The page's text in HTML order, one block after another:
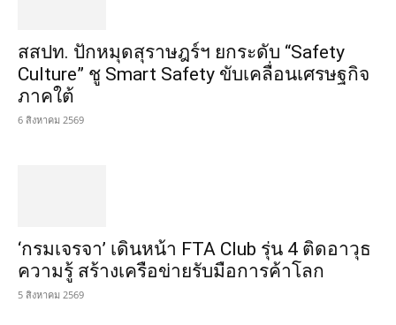
สสปท. ปักหมุดสุราษฎร์ฯ ยกระดับ “Safety
Culture” ชู Smart Safety ขับเคลื่อนเศรษฐกิจ
ภาคใต้
6 สิงหาคม 2569
‘กรมเจรจา’ เดินหน้า FTA Club รุ่น 4 ติดอาวุธ
ความรู้ สร้างเครือข่ายรับมือการค้าโลก
5 สิงหาคม 2569